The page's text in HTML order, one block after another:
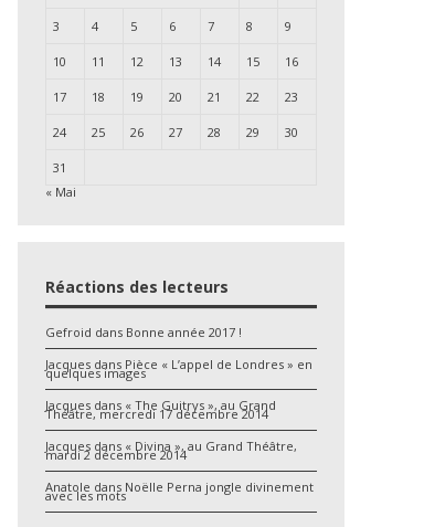
3 4 5 6 7 8 9
10 11 12 13 14 15 16
17 18 19 20 21 22 23
24 25 26 27 28 29 30
31
« Mai
Réactions des lecteurs
Gefroid dans Bonne année 2017 !
Jacquesdans Pièce « L’appel de Londres » en
quelques images
Jacquesdans « The Guitrys », au Grand
Théâtre, mercredi 17 décembre 2014
Jacquesdans « Divina », au Grand Théâtre,
mardi 2 décembre 2014
Anatole dans Noëlle Perna jongle divinement
avec les mots